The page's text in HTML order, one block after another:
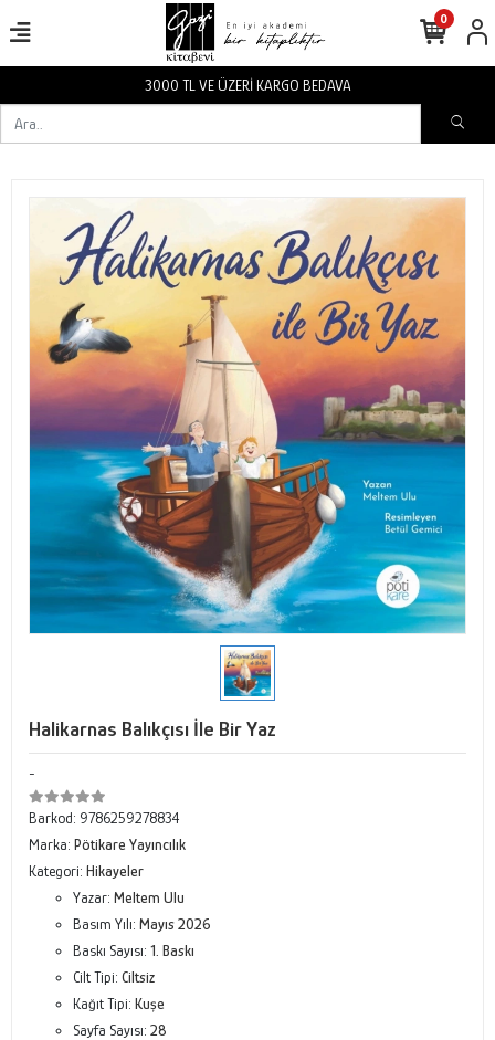
3000 TL VE ÜZERİ KARGO BEDAVA
0
Halikarnas Balıkçısı İle Bir Yaz
-
Barkod: 9786259278834
Marka: Pötikare Yayıncılık
Kategori: Hikayeler
Yazar: Meltem Ulu
Basım Yılı: Mayıs 2026
Baskı Sayısı: 1. Baskı
Cilt Tipi: Ciltsiz
Kağıt Tipi: Kuşe
Sayfa Sayısı: 28